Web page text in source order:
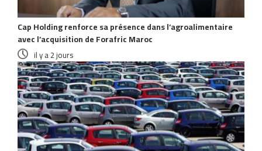
Cap Holding renforce sa présence dans l’agroalimentaire
avec l’acquisition de Forafric Maroc
il y a 2 jours